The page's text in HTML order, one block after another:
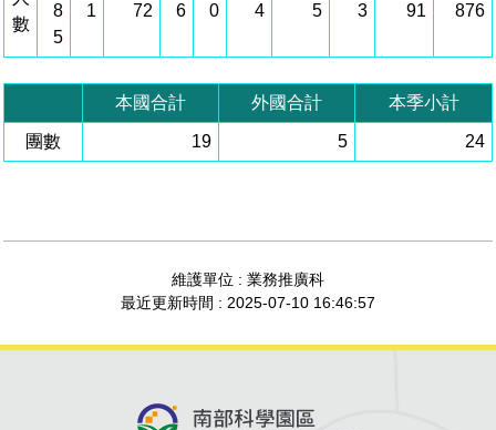
廉政資訊
公職人員及關係人補助交易身分關係公開專區
檔案應用專區
檔案應用服務須知
檔案應用及宣導活動
WebMail(新)
園區資源再生中心
園區土地廠房宿舍出租資訊
土地規劃
水電供應
園區土地廠房宿舍出租資訊
機構及廠商名錄
廠商名錄
文化藝術
園區生活
自行車道網
人文景觀地圖
南科創業工坊
企業社會責任
投資業務
工商業務
勞資管理
土地及廠房租賃
宿舍租金費用
園區課程及獎補助計畫
園區培訓課程
科學園區人才培育補助計畫
園區參訪申請
性平專區
數
8
5
1 72 6 0 4 5 3 91 876
本國合計 外國合計 本季小計
團數 19 5 24
維護單位 : 業務推廣科
最近更新時間 : 2025-07-10 16:46:57